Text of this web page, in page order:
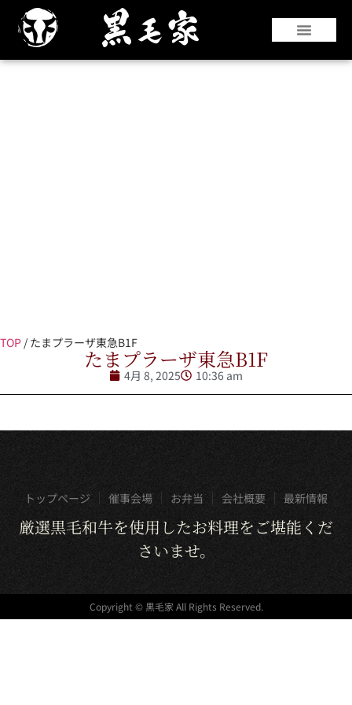
TOP / たまプラーザ東急B1F
たまプラーザ東急B1F
4月 8, 2025 10:36 am
トップページ 催事会場 お弁当 会社概要 最新情報
厳選黒毛和牛を使用したお料理をご堪能くだ
さいませ。
Copyright © 黒毛家 All Rights Reserved.